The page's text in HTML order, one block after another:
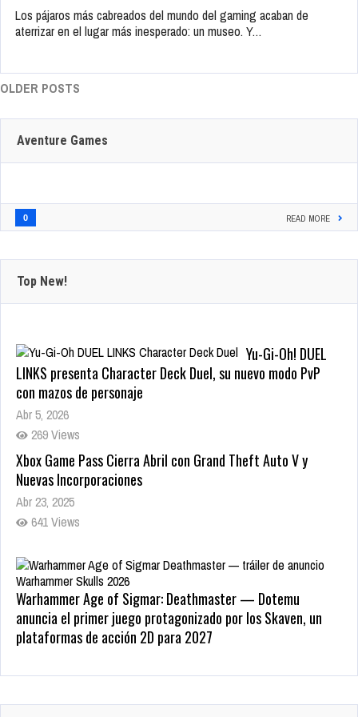
Los pájaros más cabreados del mundo del gaming acaban de
aterrizar en el lugar más inesperado: un museo. Y…
OLDER POSTS
Aventure Games
0 READ MORE
Top New!
Yu-Gi-Oh! DUEL
LINKS presenta Character Deck Duel, su nuevo modo PvP
con mazos de personaje
Abr 5, 2026
269 Views
Xbox Game Pass Cierra Abril con Grand Theft Auto V y
Nuevas Incorporaciones
Abr 23, 2025
641 Views
Warhammer Age of Sigmar: Deathmaster — Dotemu
anuncia el primer juego protagonizado por los Skaven, un
plataformas de acción 2D para 2027
209 Views
Zenless Zone Zero 3.0 llega a Steam el 17 de junio con DLSS